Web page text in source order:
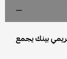
كريمي بينك يجمع